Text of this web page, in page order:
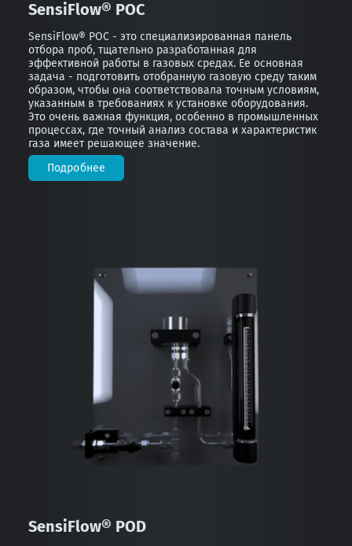
SensiFlow® POC
SensiFlow® POC - это специализированная панель
отбора проб, тщательно разработанная для
эффективной работы в газовых средах. Ее основная
задача - подготовить отобранную газовую среду таким
образом, чтобы она соответствовала точным условиям,
указанным в требованиях к установке оборудования.
Это очень важная функция, особенно в промышленных
процессах, где точный анализ состава и характеристик
газа имеет решающее значение.
Подробнее
SensiFlow® POD